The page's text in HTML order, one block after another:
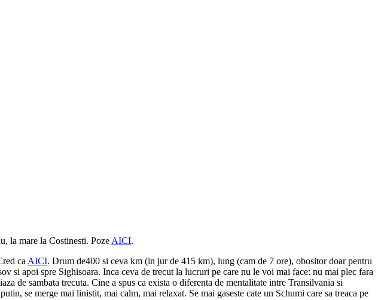
la mare la Costinesti. Poze AICI.
ca AICI. Drum de400 si ceva km (in jur de 415 km), lung (cam de 7 ore), obositor doar pentru
si apoi spre Sighisoara. Inca ceva de trecut la lucruri pe care nu le voi mai face: nu mai plec fara
de sambata trecuta. Cine a spus ca exista o diferenta de mentalitate intre Transilvania si
se merge mai linistit, mai calm, mai relaxat. Se mai gaseste cate un Schumi care sa treaca pe